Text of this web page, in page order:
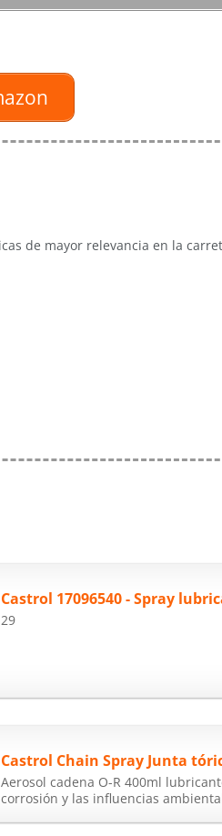
de mayor relevancia en la
29
Castrol Chain Spray Junta
Aerosol cadena O-R 400ml
corrosión y las influencias